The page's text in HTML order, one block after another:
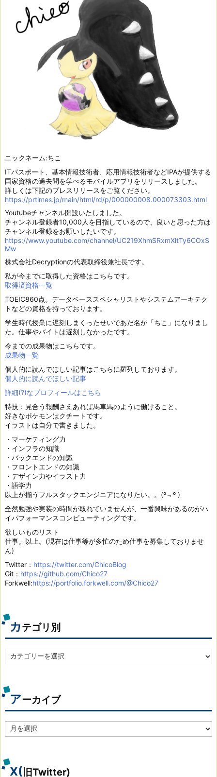
ニックネーム:ちこ
ITパスポート、基本情報技術者、応用情報技術者などIPAが提供する
国家資格の過去問を学べるモバイルアプリをリリースしました。
詳しくは下記のプレスリリースをご覧ください。
https://prtimes.jp/main/html/rd/p/000000008.000073303.html
Youtubeチャンネル開設いたしました。
チャンネル登録者10,000人を目指しているので、良いと思った方は
チャンネル登録をお願いしたいです。
https://www.youtube.com/channel/UC219XhmSRxmXltTy6COxS
Mw
株式会社Decryptionの代表取締役兼社長です。
私が今までに取得した資格はこちらです。
取得済資格一覧
TOEIC860点。データベーススペシャリストやシステムアーキテク
トなどの資格を持っております。
学生時代授業に遅刻しまくったせいであだ名が「ちこ」になりまし
た。仕事やバイトは遅刻しなかったです。
今までの成果物はこちらです。
成果物一覧
個人的に読んでほしい記事はこちらに羅列しております。
個人的に読んでほしい記事
詳細(?)なプロフィールはこちら
特技：見合う報酬さえあれば馬車馬のように働けること。
好きなポケモンはクチートです。
イラストは自分で書きました。
・マーケティング力
・インフラの知識
・バックエンドの知識
・フロントエンドの知識
・デザイン力やイラスト力
・語学力
以上が揃うフルスタックエンジニアになりたい。。(º﹃º )
全然勉強や実装の時間が取れていませんが、一番興味があるのがハ
イパフォーマンスコンピューティングです。
欲しいものリスト
仕事。以上。(現在は仕事等が多忙のため仕事を募集しておりませ
ん)
Twitter： https://twitter.com/ChicoBlog
Git： https://github.com/Chico27
Forkwell:https://portfolio.forkwell.com/@Chico27
カテゴリ別
テ
別
アーカイブ
ー
ブ
X( 旧Twitter)